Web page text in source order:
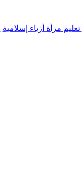
تعليم مرأة أزياء إسلامية